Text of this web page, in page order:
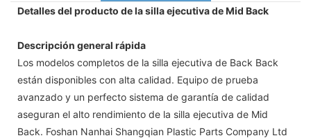
Detalles del producto de la silla ejecutiva de Mid Back
Descripción general rápida
Los modelos completos de la silla ejecutiva de Back Back
están disponibles con alta calidad. Equipo de prueba
avanzado y un perfecto sistema de garantía de calidad
aseguran el alto rendimiento de la silla ejecutiva de Mid
Back. Foshan Nanhai Shangqian Plastic Parts Company Ltd